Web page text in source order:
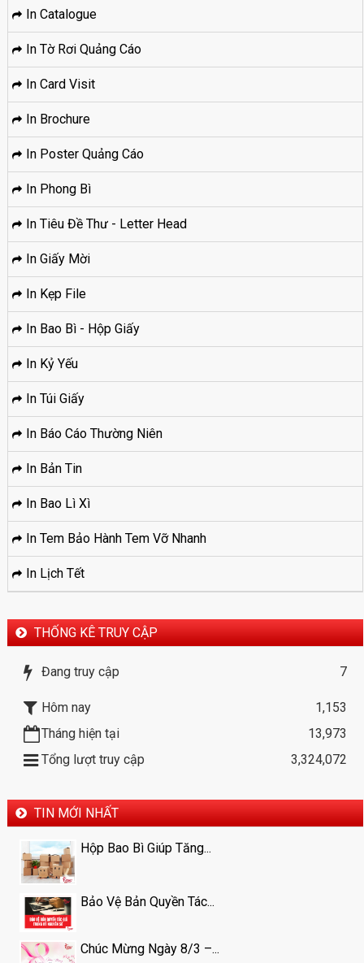
In Catalogue
In Tờ Rơi Quảng Cáo
In Card Visit
In Brochure
In Poster Quảng Cáo
In Phong Bì
In Tiêu Đề Thư - Letter Head
In Giấy Mời
In Kẹp File
In Bao Bì - Hộp Giấy
In Kỷ Yếu
In Túi Giấy
In Báo Cáo Thường Niên
In Bản Tin
In Bao Lì Xì
In Tem Bảo Hành Tem Vỡ Nhanh
In Lịch Tết
THỐNG KÊ TRUY CẬP
Đang truy cập 7
Hôm nay
1,153
Tháng hiện tại
13,973
Tổng lượt truy cập
3,324,072
TIN MỚI NHẤT
Hộp Bao Bì Giúp Tăng...
Bảo Vệ Bản Quyền Tác...
Chúc Mừng Ngày 8/3 –...